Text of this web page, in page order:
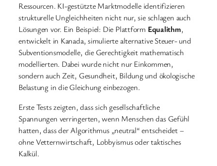
Ressourcen. KI-gestützte Marktmodelle identifizieren
strukturelle Ungleichheiten nicht nur, sie schlagen auch
Lösungen vor. Ein Beispiel: Die Plattform Equalithm,
entwickelt in Kanada, simulierte alternative Steuer- und
Subventionsmodelle, die Gerechtigkeit mathematisch
modellierten. Dabei wurde nicht nur Einkommen,
sondern auch Zeit, Gesundheit, Bildung und ökologische
Belastung in die Gleichung einbezogen.
Erste Tests zeigten, dass sich gesellschaftliche
Spannungen verringerten, wenn Menschen das Gefühl
hatten, dass der Algorithmus „neutral“ entscheidet –
ohne Vetternwirtschaft, Lobbyismus oder taktisches
Kalkül.